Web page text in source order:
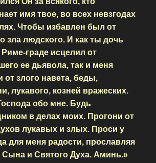
имя твое, во всех невзгодах
Чтобы избавлен был от
зла людского. И как ты дочь
Риме-граде исцелил от
ее дьявола, так и меня
от злого навета, беды,
лукавого, козней вражеских.
обо мне. Будь
в делах моих. Прогони от
лукавых и злых. Проси у
для меня радости, прославляя
Сына и Святого Духа. Аминь.»